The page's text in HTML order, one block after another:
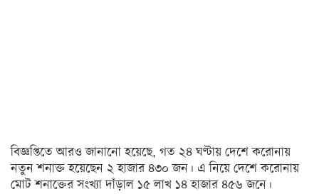
অন্যান্য
বিনোদন
বিজ্ঞপ্তিতে আরও জানানো হয়েছে, গত ২৪ ঘণ্টায় দেশে করোনায়
নতুন শনাক্ত হয়েছেন ২ হাজার ৪৩০ জন। এ নিয়ে দেশে করোনায়
মোট শনাক্তের সংখ্যা দাঁড়াল ১৫ লাখ ১৪ হাজার ৪৫৬ জনে।